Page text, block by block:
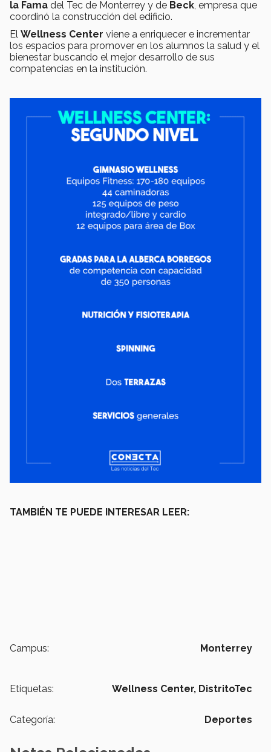
la Fama del Tec de Monterrey y de Beck, empresa que
coordinó la construcción del edificio.
El Wellness Center viene a enriquecer e incrementar
los espacios para promover en los alumnos la salud y el
bienestar buscando el mejor desarrollo de sus
compatencias en la institución.
TAMBIÉN TE PUEDE INTERESAR LEER:
Campus: Monterrey
Etiquetas: Wellness Center, DistritoTec
Categoría: Deportes